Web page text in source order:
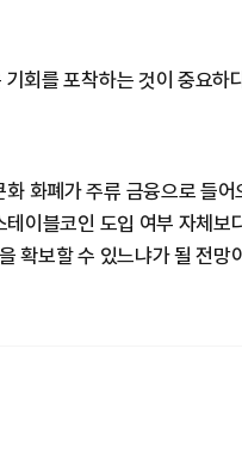
회를 포착하는 것이 중요하
화폐가 주류 금융으로 들
이블코인 도입 여부 자체보
확보할 수 있느냐가 될 전망